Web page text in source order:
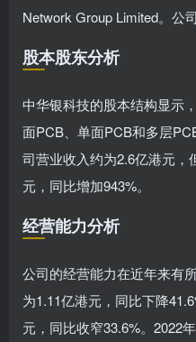
Network Group Limited。公
股本股东分析
中华银科技的股本结构显示
面PCB、单面PCB和多层
司营业收入约为2.6亿港元，
元，同比增加943%。
经营能力分析
公司的经营能力在近年来有
为1.11亿港元，同比下降
元，同比收窄33.6%。2022